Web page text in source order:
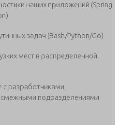
наших приложений (Spring
задач (Bash/Python/Go)
мест в распределенной
с разработчиками,
смежными подразделениями